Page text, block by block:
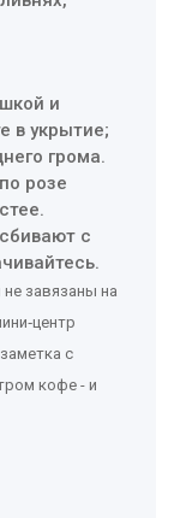
и
в укрытие;
грома.
розе
с
завязаны на
с
кофе - и